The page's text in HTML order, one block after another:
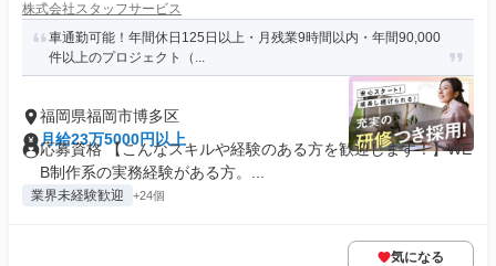
株式会社スタッフサービス
車通勤可能！年間休日125日以上・月残業9時間以内・年間90,000
件以上のプロジェクト（...
福岡県福岡市博多区
月給23万5000円以上
応募資格 【こんなスキルや経験のある方を歓迎します！】WE
B制作系の実務経験がある方。...
業界未経験歓迎 +24個
気になる